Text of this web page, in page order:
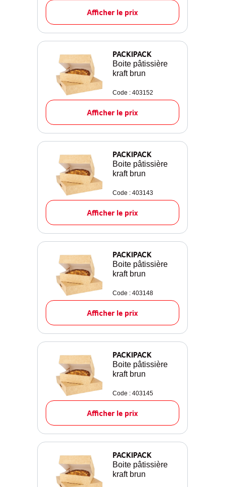
Afficher le prix
PACKIPACK
Boite pâtissière
kraft brun
Code : 403152
Afficher le prix
PACKIPACK
Boite pâtissière
kraft brun
Code : 403143
Afficher le prix
PACKIPACK
Boite pâtissière
kraft brun
Code : 403148
Afficher le prix
PACKIPACK
Boite pâtissière
kraft brun
Code : 403145
Afficher le prix
PACKIPACK
Boite pâtissière
kraft brun